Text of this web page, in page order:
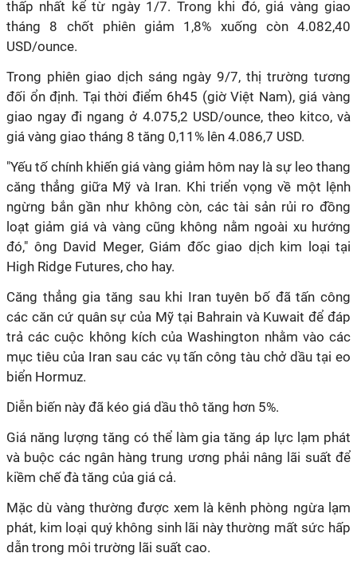
thấp nhất kể từ ngày 1/7. Trong khi đó, giá vàng giao
tháng 8 chốt phiên giảm 1,8% xuống còn 4.082,40
USD/ounce.
Trong phiên giao dịch sáng ngày 9/7, thị trường tương
đối ổn định. Tại thời điểm 6h45 (giờ Việt Nam), giá vàng
giao ngay đi ngang ở 4.075,2 USD/ounce, theo kitco, và
giá vàng giao tháng 8 tăng 0,11% lên 4.086,7 USD.
"Yếu tố chính khiến giá vàng giảm hôm nay là sự leo thang
căng thẳng giữa Mỹ và Iran. Khi triển vọng về một lệnh
ngừng bắn gần như không còn, các tài sản rủi ro đồng
loạt giảm giá và vàng cũng không nằm ngoài xu hướng
đó," ông David Meger, Giám đốc giao dịch kim loại tại
High Ridge Futures, cho hay.
Căng thẳng gia tăng sau khi Iran tuyên bố đã tấn công
các căn cứ quân sự của Mỹ tại Bahrain và Kuwait để đáp
trả các cuộc không kích của Washington nhằm vào các
mục tiêu của Iran sau các vụ tấn công tàu chở dầu tại eo
biển Hormuz.
Diễn biến này đã kéo giá dầu thô tăng hơn 5%.
Giá năng lượng tăng có thể làm gia tăng áp lực lạm phát
và buộc các ngân hàng trung ương phải nâng lãi suất để
kiềm chế đà tăng của giá cả.
Mặc dù vàng thường được xem là kênh phòng ngừa lạm
phát, kim loại quý không sinh lãi này thường mất sức hấp
dẫn trong môi trường lãi suất cao.